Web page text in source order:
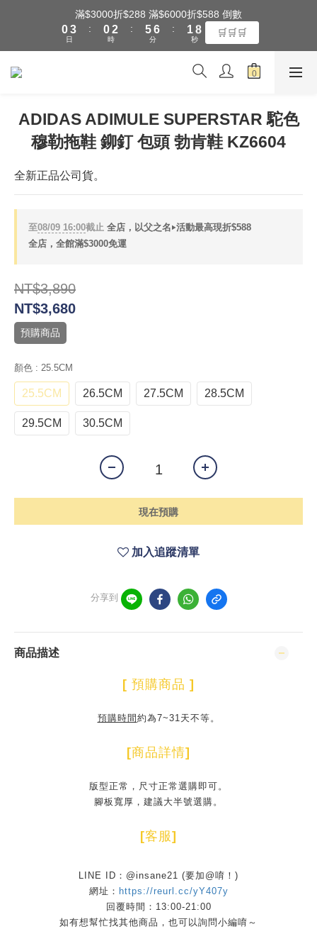
全館滿$3000享『超商』免運費
滿$3000折$288 滿$6000折$588 倒數
0
4
3
2
日
:
1
0
3
2
1
時
:
6
5
4
7
6
5
0
分
:
2
1
0
9
8
7
5
2
1
秒
🛒🛒🛒
全館滿$3000享『超商』免運費
ADIDAS ADIMULE SUPERSTAR 駝色
穆勒拖鞋 鉚釘 包頭 勃肯鞋 KZ6604
全新正品公司貨。
至08/09 16:00截止 全店，以父之名‣活動最高現折$588
全店，全館滿$3000免運
NT$3,890
NT$3,680
預購商品
顏色 : 25.5CM
25.5CM 26.5CM 27.5CM 28.5CM
29.5CM 30.5CM
現在預購
加入追蹤清單
分享到
商品描述
[ 預購商品 ]
預購時間 約為7~31天不等。
[商品詳情]
版型正常，尺寸正常選購即可。
腳板寬厚，建議大半號選購。
[客服]
LINE ID：@insane21 (要加@唷！)
網址： https://reurl.cc/yY407y
回覆時間：13:00-21:00
如有想幫忙找其他商品，也可以詢問小編唷～